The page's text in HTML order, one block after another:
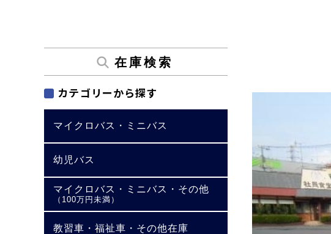
在庫検索
カテゴリーから探す
マイクロバス・ミニバス
幼児バス
マイクロバス・ミニバス・その他
（100万円未満）
教習車・福祉車・その他在庫